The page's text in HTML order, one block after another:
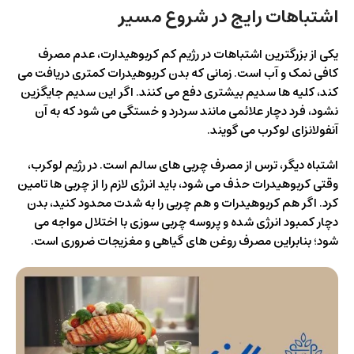
اشتباهات رایج در شروع مسیر
یکی از بزرگترین اشتباهات در رژیم کم کربوهیدارت، عدم مصرف
کافی نمک و آب است. زمانی که بدن کربوهیدرات کمتری دریافت می
کند، کلیه ها سدیم بیشتری دفع می کنند. اگر این سدیم جایگزین
نشود، فرد دچار علائمی مانند سردرد و خستگی می شود که به آن
آنفولانزای لوکرب می گویند.
اشتباه دیگر، ترس از مصرف چربی های سالم است. در رژیم لوکرب،
وقتی کربوهیدرات حذف می شود، باید انرژی لازم را از چربی ها تامین
کرد. اگر هم کربوهیدرات و هم چربی را به شدت محدود کنید، بدن
دچار کمبود انرژی شده و پروسه چربی سوزی با اختلال مواجه می
شود؛ بنابراین مصرف روغن های گیاهی و مغزیجات ضروری است.